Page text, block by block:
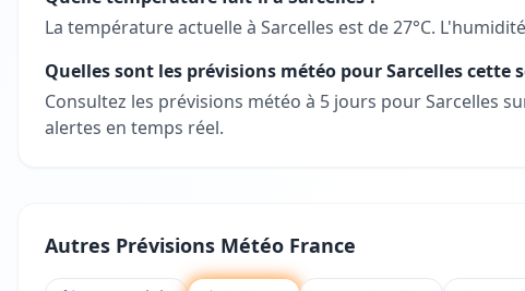
La température actuelle à Sarcelles est de 27°C.
Quelles sont les prévisions météo pour Sarcelles cette
Consultez les prévisions météo à 5 jours pour Sarcelles
alertes en temps réel.
Autres Prévisions Météo France